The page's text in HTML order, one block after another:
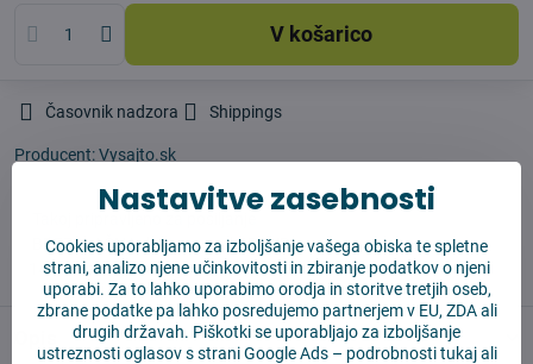
V košarico
Časovnik nadzora Shippings
Producent:Vysajto.sk
✅ BREZPLAČNA dostava nad 55 EUR
✅14 dni za vračilo blaga
Nastavitve zasebnosti
Cookies uporabljamo za izboljšanje vašega obiska te spletne
strani, analizo njene učinkovitosti in zbiranje podatkov o njeni
uporabi. Za to lahko uporabimo orodja in storitve tretjih oseb,
zbrane podatke pa lahko posredujemo partnerjem v EU, ZDA ali
drugih državah. Piškotki se uporabljajo za izboljšanje
ustreznosti oglasov s strani Google Ads – podrobnosti tukajali